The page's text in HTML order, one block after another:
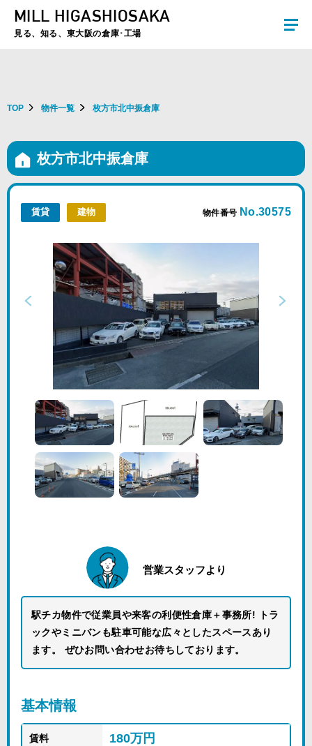
夏季休暇のお知らせ：2026年8月8日(土)～8月16日(日)まで休業とさせていた
MILL HIGASHIOSAKA
見る、知る、東大阪の倉庫･工場
TOP 物件一覧 枚方市北中振倉庫
枚方市北中振倉庫
賃貸 建物 物件番号 No.30575
営業スタッフより
駅チカ物件で従業員や来客の利便性倉庫＋事務所! トラ
ックやミニバンも駐車可能な広々としたスペースあり
ます。 ぜひお問い合わせお待ちしております。
基本情報
賃料 180万円